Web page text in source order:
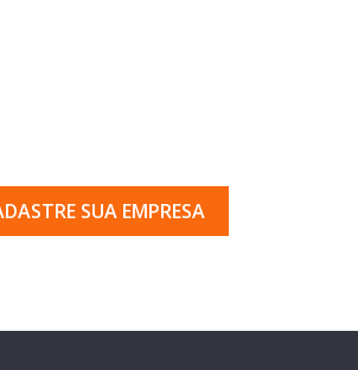
SUA EMPRESA